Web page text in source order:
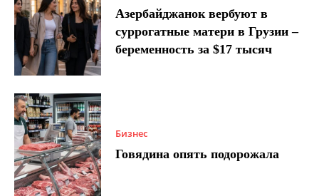
Азербайджанок вербуют в
суррогатные матери в Грузии –
беременность за $17 тысяч
Бизнес
Говядина опять подорожала